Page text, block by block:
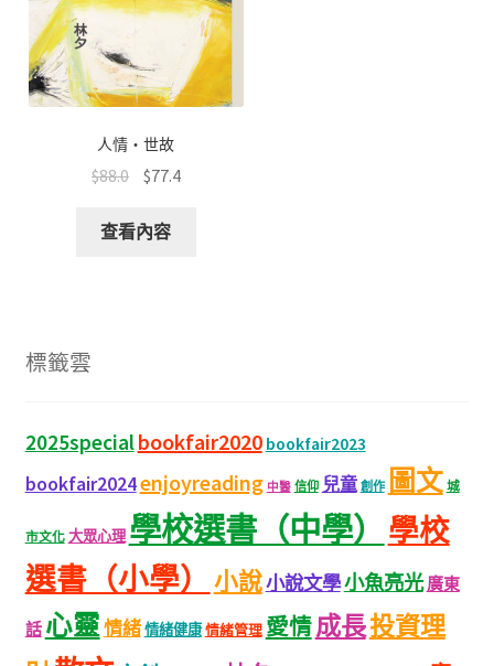
人情‧世故
$88.0 $77.4
查看內容
標籤雲
2025specialbookfair2020 bookfair2023
bookfair2024enjoyreading 中醫 信仰 兒童 創作 圖文 城
市文化 大眾心理 學校選書（中學）
學校
選書（小學）
小說小說文學小魚亮光廣東
話 心靈情緒情緒健康情緒管理 愛情成長投資理